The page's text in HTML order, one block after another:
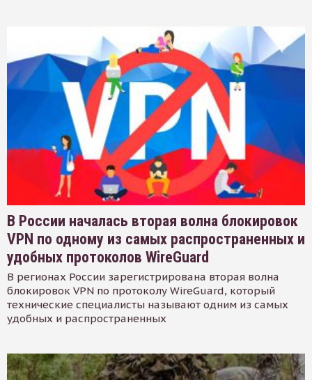
В России началась вторая волна блокировок
VPN по одному из самых распространенных и
удобных протоколов WireGuard
В регионах России зарегистрирована вторая волна
блокировок VPN по протоколу WireGuard, который
технические специалисты называют одним из самых
удобных и распространенных